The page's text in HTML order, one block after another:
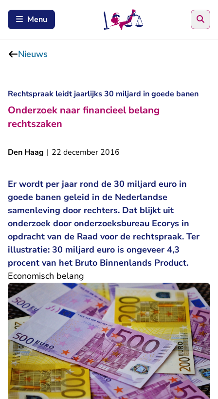
Menu
Nieuws
Rechtspraak leidt jaarlijks 30 miljard in goede banen
Onderzoek naar financieel belang
rechtszaken
Den Haag | 22 december 2016
Er wordt per jaar rond de 30 miljard euro in
goede banen geleid in de Nederlandse
samenleving door rechters. Dat blijkt uit
onderzoek door onderzoeksbureau Ecorys in
opdracht van de Raad voor de rechtspraak. Ter
illustratie: 30 miljard euro is ongeveer 4,3
procent van het Bruto Binnenlands Product.
Economisch belang